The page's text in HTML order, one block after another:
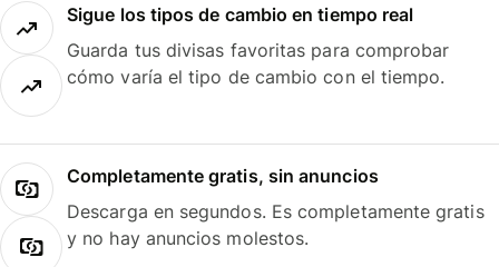
Sigue los tipos de cambio en tiempo real
Guarda tus divisas favoritas para comprobar
cómo varía el tipo de cambio con el tiempo.
Completamente gratis, sin anuncios
Descarga en segundos. Es completamente gratis
y no hay anuncios molestos.